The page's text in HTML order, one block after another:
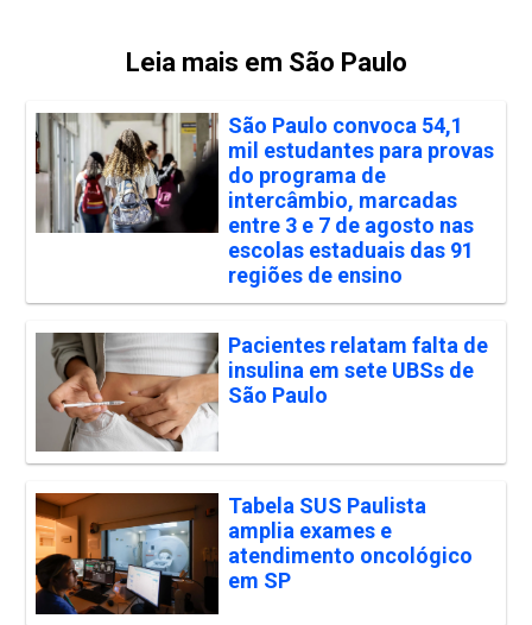
Leia mais em São Paulo
São Paulo convoca 54,1
mil estudantes para provas
do programa de
intercâmbio, marcadas
entre 3 e 7 de agosto nas
escolas estaduais das 91
regiões de ensino
Pacientes relatam falta de
insulina em sete UBSs de
São Paulo
Tabela SUS Paulista
amplia exames e
atendimento oncológico
em SP